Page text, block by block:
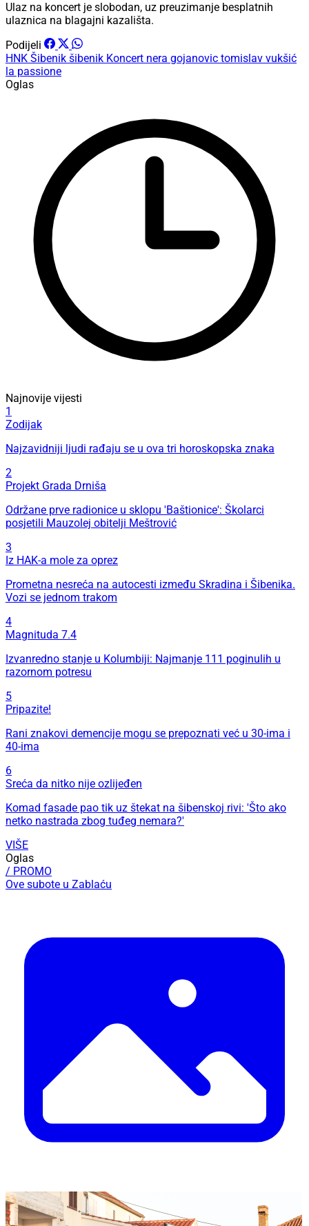
Ulaz na koncert je slobodan, uz preuzimanje besplatnih
ulaznica na blagajni kazališta.
Podijeli
HNK Šibenik šibenik Koncert nera gojanovic tomislav vukšić
la passione
Oglas
Najnovije vijesti
1
Zodijak
Najzavidniji ljudi rađaju se u ova tri horoskopska znaka
2
Projekt Grada Drniša
Održane prve radionice u sklopu 'Baštionice': Školarci
posjetili Mauzolej obitelji Meštrović
3
Iz HAK-a mole za oprez
Prometna nesreća na autocesti između Skradina i Šibenika.
Vozi se jednom trakom
4
Magnituda 7.4
Izvanredno stanje u Kolumbiji: Najmanje 111 poginulih u
razornom potresu
5
Pripazite!
Rani znakovi demencije mogu se prepoznati već u 30-ima i
40-ima
6
Sreća da nitko nije ozlijeđen
Komad fasade pao tik uz štekat na šibenskoj rivi: 'Što ako
netko nastrada zbog tuđeg nemara?'
VIŠE
Oglas
/ PROMO
Ove subote u Zablaću